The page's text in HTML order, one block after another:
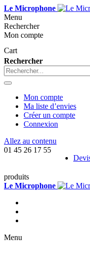
Le Microphone
Menu
Rechercher
Mon compte
Cart
Rechercher
Mon compte
Ma liste d’envies
Créer un compte
Connexion
Allez au contenu
01 45 26 17 55
produits
Le Microphone
Menu